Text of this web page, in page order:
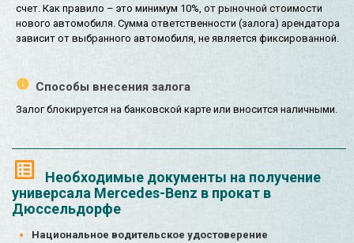
счет. Как правило – это минимум 10%, от рыночной стоимости
нового автомобиля. Сумма ответственности (залога) арендатора
зависит от выбранного автомобиля, не является фиксированной.
Способы внесения залога
Залог блокируется на банковской карте или вносится наличными.
Необходимые документы на получение
универсала Mercedes-Benz в прокат в
Дюссельдорфе
Национальное водительское удостоверение